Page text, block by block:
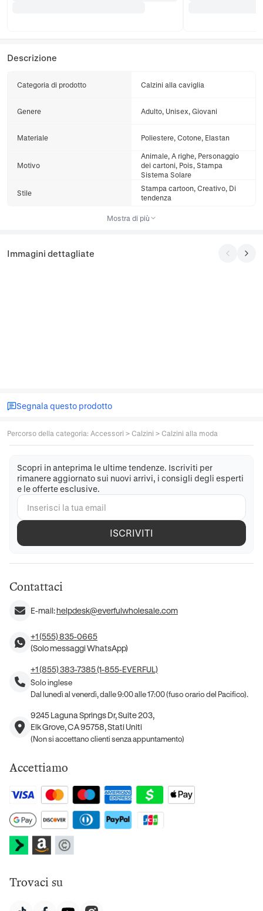
Descrizione
Categoria di prodotto Calzini alla caviglia
Genere Adulto, Unisex, Giovani
Materiale Poliestere, Cotone, Elastan
Motivo
Animale, A righe, Personaggio
dei cartoni, Pois, Stampa
Sistema Solare
Stile
Stampa cartoon, Creativo, Di
tendenza
Mostra di più
Immagini dettagliate
Segnala questo prodotto
Percorso della categoria: Accessori > Calzini > Calzini alla moda
Scopri in anteprima le ultime tendenze. Iscriviti per
rimanere aggiornato sui nuovi arrivi, i consigli degli esperti
e le offerte esclusive.
ISCRIVITI
Contattaci
E-mail:helpdesk@everfulwholesale.com
+1 (555) 835-0665
(Solo messaggi WhatsApp)
+1 (855) 383-7385 (1-855-EVERFUL)
Solo inglese
Dal lunedì al venerdì, dalle 9:00 alle 17:00 (fuso orario del Pacifico).
9245 Laguna Springs Dr, Suite 203,
Elk Grove, CA 95758, Stati Uniti
(Non si accettano clienti senza appuntamento)
Accettiamo
Trovaci su